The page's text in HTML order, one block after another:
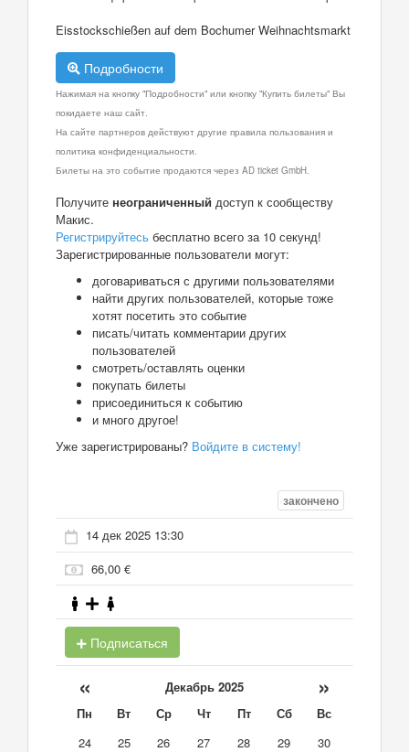
Eisstockschießen auf dem Bochumer Weihnachtsmarkt
Подробности
Нажимая на кнопку "Подробности" или кнопку "Купить билеты" Вы
покидаете наш сайт.
На сайте партнеров действуют другие правила пользования и
политика конфиденциальности.
Билеты на это событие продаются через AD ticket GmbH.
Получите неограниченный доступ к сообществу
Макис.
Регистрируйтесь бесплатно всего за 10 секунд!
Зарегистрированные пользователи могут:
договариваться с другими пользователями
найти других пользователей, которые тоже
хотят посетить это событие
писать/читать комментарии других
пользователей
смотреть/оставлять оценки
покупать билеты
присоединиться к событию
и много другое!
Уже зарегистрированы? Войдите в систему!
закончено
14 дек 2025 13:30
66,00 €
Подписаться
« Декабрь 2025 »
Пн Вт Ср Чт Пт Сб
Вс
24
25 26 27 28 29
30